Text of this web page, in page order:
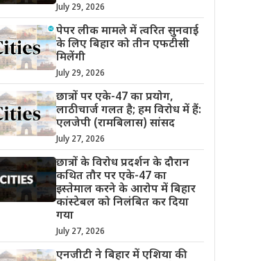
July 29, 2026
पेपर लीक मामले में त्वरित सुनवाई
के लिए बिहार को तीन एफटीसी
मिलेंगी
July 29, 2026
छात्रों पर एके-47 का प्रयोग,
लाठीचार्ज गलत है; हम विरोध में हैं:
एलजेपी (रामबिलास) सांसद
July 27, 2026
छात्रों के विरोध प्रदर्शन के दौरान
कथित तौर पर एके-47 का
इस्तेमाल करने के आरोप में बिहार
कांस्टेबल को निलंबित कर दिया
गया
July 27, 2026
एनजीटी ने बिहार में एशिया की